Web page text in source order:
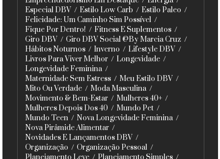
Especial DBV
Estilo Low Carb
Estilo Paleo
Felicidade: Um Caminho Sim Possível
Fique Por Dentro!
Fitness E Suplementos
Giro DBV
Giro DBV Social @By Marcia Cruz
Hábitos Noturnos
Inverno
Lifestyle DBV
Livros Para Viver Melhor
Longevidade
Longevidade Feminina
Maternidade Sem Estress
Meu Estilo DBV
Mito Ou Verdade
Moda Masculina
Movimento & Bem-Estar
Mulheres 40+
Mulheres Depois Dos 40
Mundo Pet
Mundo Teen
Nova Longevidade Feminina
Nova Pirâmide Alimentar
Novidades E Lançamentos DBV
Organização
Organização Pessoal
Planejamento Leve
Planejamento Simples